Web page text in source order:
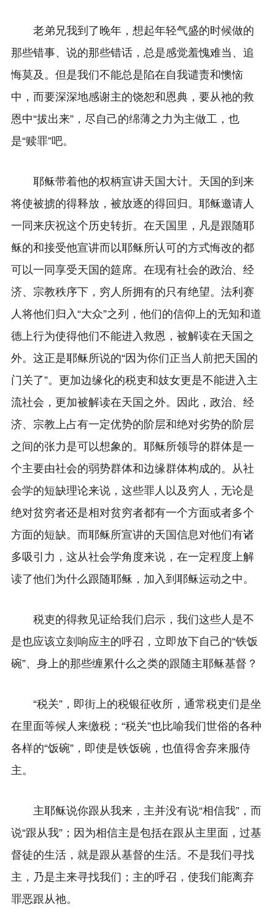
老弟兄我到了晚年，想起年轻气盛的时候做的
那些错事、说的那些错话，总是感觉羞愧难当、追
悔莫及。但是我们不能总是陷在自我谴责和懊恼
中，而要深深地感谢主的饶恕和恩典，要从祂的救
恩中“拔出来”，尽自己的绵薄之力为主做工，也
是“赎罪”吧。
耶稣带着他的权柄宣讲天国大计。天国的到来
将使被掳的得释放，被放逐的得回归。耶稣邀请人
一同来庆祝这个历史转折。在天国里，凡是跟随耶
稣的和接受他宣讲而以耶稣所认可的方式悔改的都
可以一同享受天国的筵席。在现有社会的政治、经
济、宗教秩序下，穷人所拥有的只有绝望。法利赛
人将他们归入“大众”之列，他们的信仰上的无知和道
德上行为使得他们不能进入救恩，被解读在天国之
外。这正是耶稣所说的“因为你们正当人前把天国的
门关了”。更加边缘化的税吏和妓女更是不能进入主
流社会，更加被解读在天国之外。因此，政治、经
济、宗教上占有一定优势的阶层和绝对劣势的阶层
之间的张力是可以想象的。耶稣所领导的群体是一
个主要由社会的弱势群体和边缘群体构成的。从社
会学的短缺理论来说，这些罪人以及穷人，无论是
绝对贫穷者还是相对贫穷者都有一个方面或者多个
方面的短缺。而耶稣所宣讲的天国信息对他们有诸
多吸引力，这从社会学角度来说，在一定程度上解
读了他们为什么跟随耶稣，加入到耶稣运动之中。
税吏的得救见证给我们启示，我们这些人是不
是也应该立刻响应主的呼召，立即放下自己的“铁饭
碗”、身上的那些缠累什么之类的跟随主耶稣基督？
“税关”， 即街上的税银征收所，通常税吏们是坐
在里面等候人来缴税；“税关”也比喻我们世俗的各种
各样的“饭碗”，即使是铁饭碗，也值得舍弃来服侍
主。
主耶稣说你跟从我来，主并没有说“相信我”，而
说“跟从我”；因为相信主是包括在跟从主里面，过基
督徒的生活，就是跟从基督的生活。不是我们寻找
主，乃是主来寻找我们；主的呼召，使我们能离弃
罪恶跟从祂。